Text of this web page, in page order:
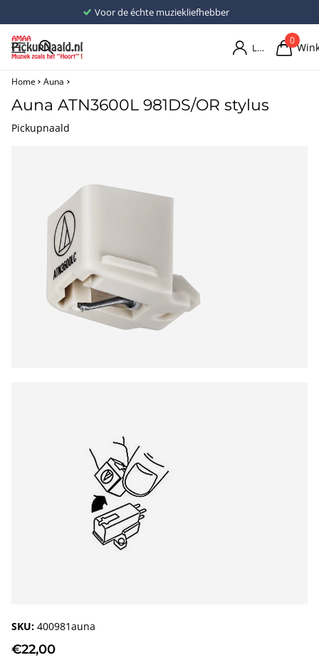
Voor de échte muziekliefhebber
Login
0
Home Auna
Auna ATN3600L 981DS/OR stylus
Pickupnaald
SKU: 400981auna
€22,00